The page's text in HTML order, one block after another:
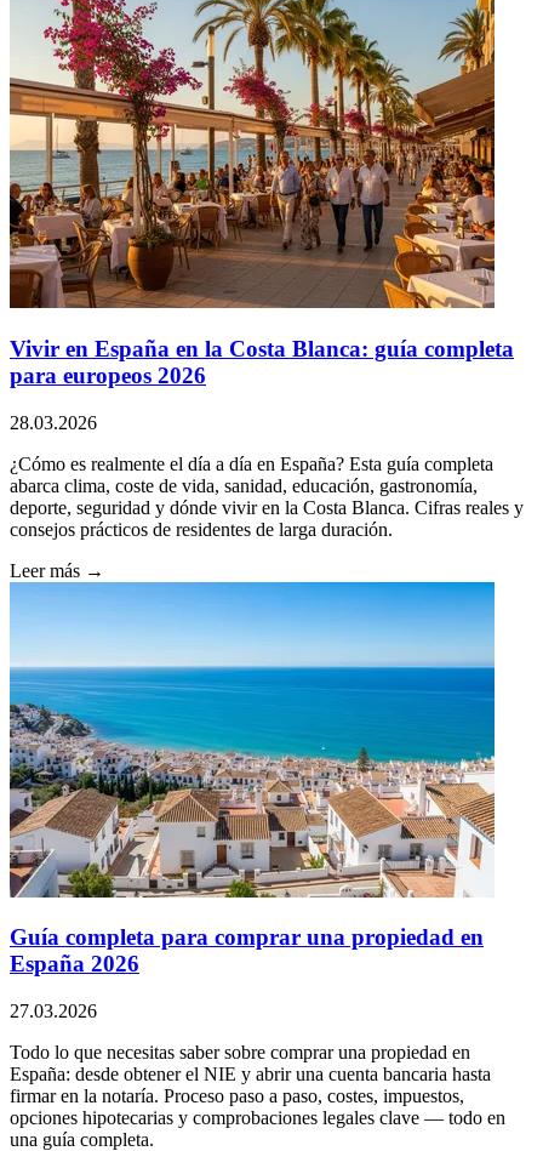
Vivir en España en la Costa Blanca: guía completa
para europeos 2026
28.03.2026
¿Cómo es realmente el día a día en España? Esta guía completa
abarca clima, coste de vida, sanidad, educación, gastronomía,
deporte, seguridad y dónde vivir en la Costa Blanca. Cifras reales y
consejos prácticos de residentes de larga duración.
Leer más →
Guía completa para comprar una propiedad en
España 2026
27.03.2026
Todo lo que necesitas saber sobre comprar una propiedad en
España: desde obtener el NIE y abrir una cuenta bancaria hasta
firmar en la notaría. Proceso paso a paso, costes, impuestos,
opciones hipotecarias y comprobaciones legales clave — todo en
una guía completa.